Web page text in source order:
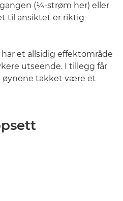
(¼-strøm her) eller
til ansiktet er riktig
har et allsidig effektområde
utseende. I tillegg får
øynene takket være et